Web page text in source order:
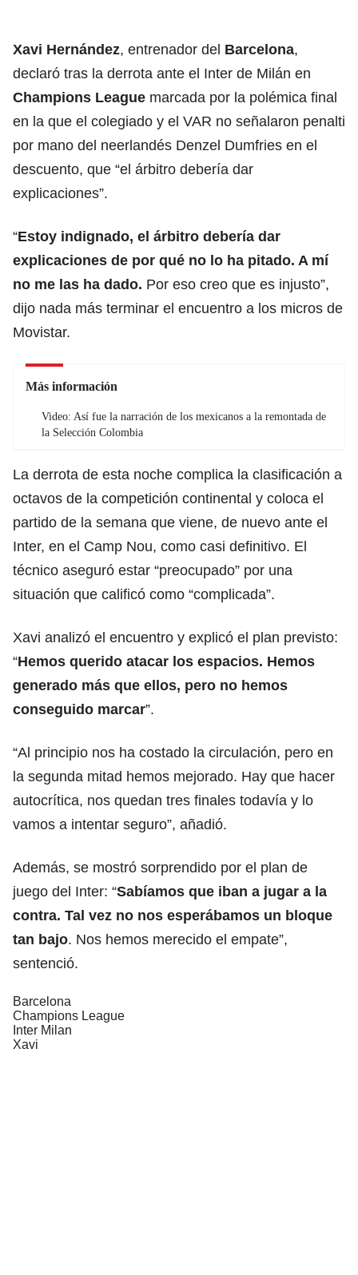
Xavi Hernández, entrenador del Barcelona,
declaró tras la derrota ante el Inter de Milán en
Champions League marcada por la polémica final
en la que el colegiado y el VAR no señalaron penalti
por mano del neerlandés Denzel Dumfries en el
descuento, que “el árbitro debería dar
explicaciones”.
“Estoy indignado, el árbitro debería dar
explicaciones de por qué no lo ha pitado. A mí
no me las ha dado. Por eso creo que es injusto”,
dijo nada más terminar el encuentro a los micros de
Movistar.
Más información
Video: Así fue la narración de los mexicanos a la remontada de
la Selección Colombia
La derrota de esta noche complica la clasificación a
octavos de la competición continental y coloca el
partido de la semana que viene, de nuevo ante el
Inter, en el Camp Nou, como casi definitivo. El
técnico aseguró estar “preocupado” por una
situación que calificó como “complicada”.
Xavi analizó el encuentro y explicó el plan previsto:
“Hemos querido atacar los espacios. Hemos
generado más que ellos, pero no hemos
conseguido marcar”.
“Al principio nos ha costado la circulación, pero en
la segunda mitad hemos mejorado. Hay que hacer
autocrítica, nos quedan tres finales todavía y lo
vamos a intentar seguro”, añadió.
Además, se mostró sorprendido por el plan de
juego del Inter: “Sabíamos que iban a jugar a la
contra. Tal vez no nos esperábamos un bloque
tan bajo. Nos hemos merecido el empate”,
sentenció.
Barcelona
Champions League
Inter Milan
Xavi